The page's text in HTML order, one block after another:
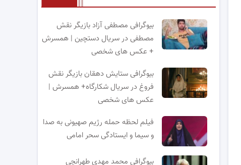
بیوگرافی مصطفی آزاد بازیگر نقش
مصطفی در سریال دستچین | همسرش
+ عکس های شخصی
بیوگرافی ستایش دهقان بازیگر نقش
فروغ در سریال شکارگاه+ همسرش |
عکس های شخصی
فیلم لحظه حمله رژیم صهیونی به صدا
و سیما و ایستادگی سحر امامی
بیوگرافی محمد مهدی طهرانچی